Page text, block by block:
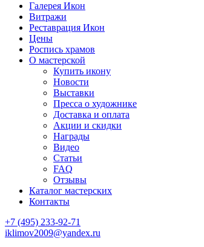
Галерея Икон
Витражи
Реставрация Икон
Цены
Роспись храмов
О мастерской
Купить икону
Новости
Выставки
Пресса о художнике
Доставка и оплата
Акции и скидки
Награды
Видео
Статьи
FAQ
Отзывы
Каталог мастерских
Контакты
+7 (495) 233-92-71
iklimov2009@yandex.ru